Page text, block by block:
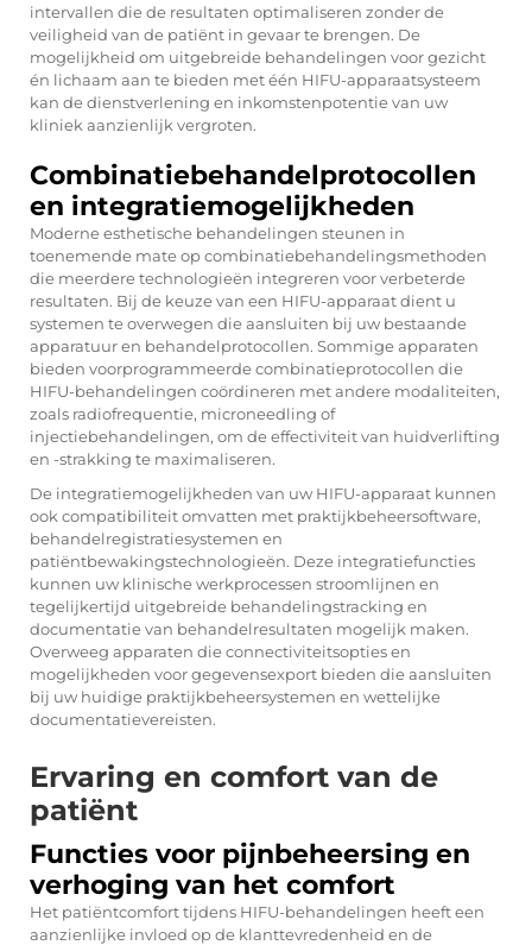
intervallen die de resultaten optimaliseren zonder de
veiligheid van de patiënt in gevaar te brengen. De
mogelijkheid om uitgebreide behandelingen voor gezicht
én lichaam aan te bieden met één HIFU-apparaatsysteem
kan de dienstverlening en inkomstenpotentie van uw
kliniek aanzienlijk vergroten.
Combinatiebehandelprotocollen
en integratiemogelijkheden
Moderne esthetische behandelingen steunen in
toenemende mate op combinatiebehandelingsmethoden
die meerdere technologieën integreren voor verbeterde
resultaten. Bij de keuze van een HIFU-apparaat dient u
systemen te overwegen die aansluiten bij uw bestaande
apparatuur en behandelprotocollen. Sommige apparaten
bieden voorprogrammeerde combinatieprotocollen die
HIFU-behandelingen coördineren met andere modaliteiten,
zoals radiofrequentie, microneedling of
injectiebehandelingen, om de effectiviteit van huidverlifting
en -strakking te maximaliseren.
De integratiemogelijkheden van uw HIFU-apparaat kunnen
ook compatibiliteit omvatten met praktijkbeheersoftware,
behandelregistratiesystemen en
patiëntbewakingstechnologieën. Deze integratiefuncties
kunnen uw klinische werkprocessen stroomlijnen en
tegelijkertijd uitgebreide behandelingstracking en
documentatie van behandelresultaten mogelijk maken.
Overweeg apparaten die connectiviteitsopties en
mogelijkheden voor gegevensexport bieden die aansluiten
bij uw huidige praktijkbeheersystemen en wettelijke
documentatievereisten.
Ervaring en comfort van de
patiënt
Functies voor pijnbeheersing en
verhoging van het comfort
Het patiëntcomfort tijdens HIFU-behandelingen heeft een
aanzienlijke invloed op de klanttevredenheid en de